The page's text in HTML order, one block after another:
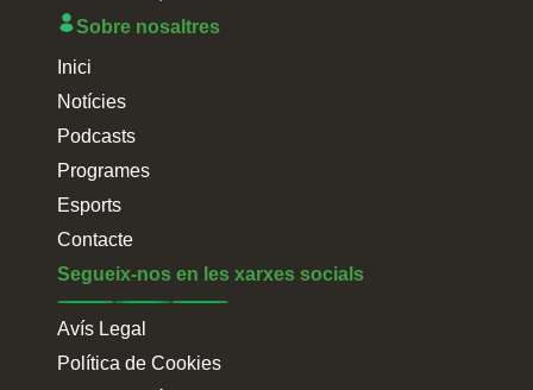
Sobre nosaltres
Inici
Notícies
Podcasts
Programes
Esports
Contacte
Segueix-nos en les xarxes socials
Avís Legal
Política de Cookies